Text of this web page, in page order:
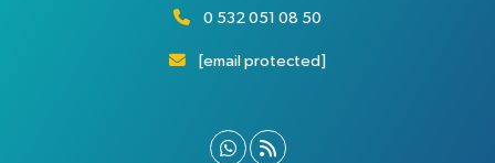
0 532 051 08 50
[email protected]